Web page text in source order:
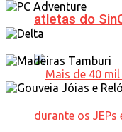
atletas do